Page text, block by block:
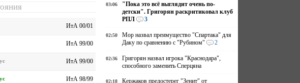
ИтА 00/01
ИтА 99/00
ИтА 99/00
ИтА 98/99
03:06
"Пока это всё выглядит очень по-
детски". Григорян раскритиковал клуб
РПЛ
3
02:50
Мор назвал преимущество "Спартака" для
Даку по сравнению с "Рубином"
2
02:36
Григорян назвал игрока "Краснодара",
способного заменить Сперцяна
02:18
Кержаков предостерег "Зенит" от